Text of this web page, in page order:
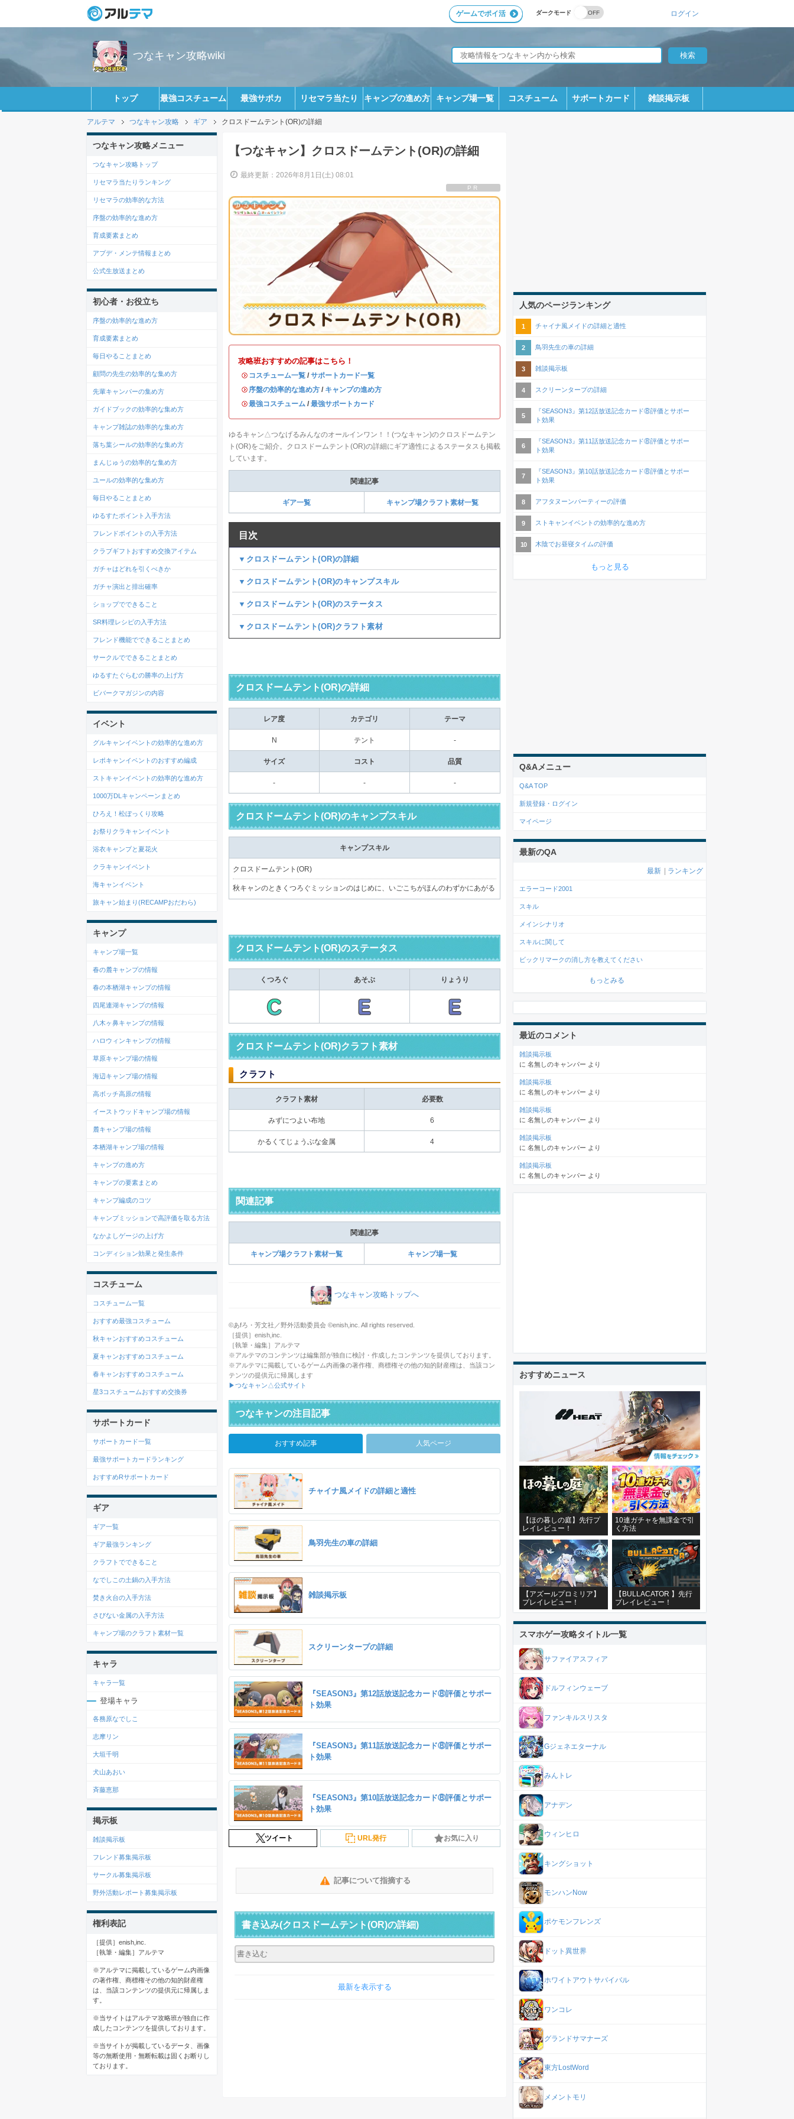
ダークモード
ゲームでポイ活 ログイン
つなキャン攻略wiki
トップ 最強コスチューム 最強サポカ リセマラ当たり キャンプの進め方 キャンプ場一覧 コスチューム サポートカード 雑談掲示板
アルテマ つなキャン攻略 ギア クロスドームテント(OR)の詳細
【つなキャン】クロスドームテント(OR)の詳細
最終更新：2026年8月1日(土) 08:01
PR
攻略班おすすめの記事はこちら！
・ コスチューム一覧 / サポートカード一覧
・ 序盤の効率的な進め方 / キャンプの進め方
・最強コスチューム / 最強サポートカード
ゆるキャン△つなげるみんなのオールインワン！！(つなキャン)のクロスドームテン
ト(OR)をご紹介。クロスドームテント(OR)の詳細にギア適性によるステータスも掲載
しています。
関連記事
ギア一覧 キャンプ場クラフト素材一覧
目次
▼クロスドームテント(OR)の詳細
▼クロスドームテント(OR)のキャンプスキル
▼クロスドームテント(OR)のステータス
▼クロスドームテント(OR)クラフト素材
クロスドームテント(OR)の詳細
レア度 カテゴリ テーマ
N テント -
サイズ コスト 品質
- - -
クロスドームテント(OR)のキャンプスキル
キャンプスキル
クロスドームテント(OR)
秋キャンのときくつろぐミッションのはじめに、いごこちがほんのわずかにあがる
クロスドームテント(OR)のステータス
くつろぐ あそぶ りょうり
クロスドームテント(OR)クラフト素材
クラフト
クラフト素材 必要数
みずにつよい布地 6
かるくてじょうぶな金属 4
関連記事
関連記事
キャンプ場クラフト素材一覧 キャンプ場一覧
つなキャン攻略トップへ
©あfろ・芳文社／野外活動委員会 ©enish,inc. All rights reserved.
［提供］enish,inc.
［執筆・編集］アルテマ
※アルテマのコンテンツは編集部が独自に検討・作成したコンテンツを提供しております。
※アルテマに掲載しているゲーム内画像の著作権、商標権その他の知的財産権は、当該コン
テンツの提供元に帰属します
▶つなキャン△公式サイト
つなキャンの注目記事
おすすめ記事 人気ページ
チャイナ風メイドの詳細と適性
鳥羽先生の車の詳細
雑談掲示板
スクリーンタープの詳細
『SEASON3』第12話放送記念カード⑧評価とサポー
ト効果
『SEASON3』第11話放送記念カード⑧評価とサポー
ト効果
『SEASON3』第10話放送記念カード⑧評価とサポー
ト効果
ツイート URL発行 お気に入り
記事について指摘する
書き込み(クロスドームテント(OR)の詳細)
最新を表示する
つなキャン攻略メニュー
つなキャン攻略トップ
リセマラ当たりランキング
リセマラの効率的な方法
序盤の効率的な進め方
育成要素まとめ
アプデ・メンテ情報まとめ
公式生放送まとめ
初心者・お役立ち
序盤の効率的な進め方
育成要素まとめ
毎日やることまとめ
顧問の先生の効率的な集め方
先輩キャンパーの集め方
ガイドブックの効率的な集め方
キャンプ雑誌の効率的な集め方
落ち葉シールの効率的な集め方
まんじゅうの効率的な集め方
ユールの効率的な集め方
毎日やることまとめ
ゆるすたポイント入手方法
フレンドポイントの入手方法
クラブギフトおすすめ交換アイテム
ガチャはどれを引くべきか
ガチャ演出と排出確率
ショップでできること
SR料理レシピの入手方法
フレンド機能でできることまとめ
サークルでできることまとめ
ゆるすたぐらむの勝率の上げ方
ビバークマガジンの内容
イベント
グルキャンイベントの効率的な進め方
レポキャンイベントのおすすめ編成
ストキャンイベントの効率的な進め方
1000万DLキャンペーンまとめ
ひろえ！松ぼっくり攻略
お祭りクラキャンイベント
浴衣キャンプと夏花火
クラキャンイベント
海キャンイベント
旅キャン始まり(RECAMPおだわら)
キャンプ
キャンプ場一覧
春の麓キャンプの情報
春の本栖湖キャンプの情報
四尾連湖キャンプの情報
八木ヶ鼻キャンプの情報
ハロウィンキャンプの情報
草原キャンプ場の情報
海辺キャンプ場の情報
高ボッチ高原の情報
イーストウッドキャンプ場の情報
麓キャンプ場の情報
本栖湖キャンプ場の情報
キャンプの進め方
キャンプの要素まとめ
キャンプ編成のコツ
キャンプミッションで高評価を取る方法
なかよしゲージの上げ方
コンディション効果と発生条件
コスチューム
コスチューム一覧
おすすめ最強コスチューム
秋キャンおすすめコスチューム
夏キャンおすすめコスチューム
春キャンおすすめコスチューム
星3コスチュームおすすめ交換券
サポートカード
サポートカード一覧
最強サポートカードランキング
おすすめRサポートカード
ギア
ギア一覧
ギア最強ランキング
クラフトでできること
なでしこの土鍋の入手方法
焚き火台の入手方法
さびない金属の入手方法
キャンプ場のクラフト素材一覧
キャラ
キャラ一覧
登場キャラ
各務原なでしこ
志摩リン
大垣千明
犬山あおい
斉藤恵那
掲示板
雑談掲示板
フレンド募集掲示板
サークル募集掲示板
野外活動レポート募集掲示板
権利表記
［提供］enish,inc.
［執筆・編集］アルテマ
※アルテマに掲載しているゲーム内画像
の著作権、商標権その他の知的財産権
は、当該コンテンツの提供元に帰属しま
す。
※当サイトはアルテマ攻略班が独自に作
成したコンテンツを提供しております。
※当サイトが掲載しているデータ、画像
等の無断使用・無断転載は固くお断りし
ております。
人気のページランキング
チャイナ風メイドの詳細と適性
鳥羽先生の車の詳細
雑談掲示板
スクリーンタープの詳細
『SEASON3』第12話放送記念カード⑧評価とサポー
ト効果
『SEASON3』第11話放送記念カード⑧評価とサポー
ト効果
『SEASON3』第10話放送記念カード⑧評価とサポー
ト効果
アフタヌーンパーティーの評価
ストキャンイベントの効率的な進め方
木陰でお昼寝タイムの評価
もっと見る
Q&Aメニュー
Q&A TOP
新規登録・ログイン
マイページ
最新のQA
最新 ランキング
エラーコード2001
スキル
メインシナリオ
スキルに関して
ビックリマークの消し方を教えてください
もっとみる
最近のコメント
雑談掲示板
に 名無しのキャンパー より
雑談掲示板
に 名無しのキャンパー より
雑談掲示板
に 名無しのキャンパー より
雑談掲示板
に 名無しのキャンパー より
雑談掲示板
に 名無しのキャンパー より
おすすめニュース
【ほの暮しの庭】先行プ
レイレビュー！
10連ガチャを無課金で引
く方法
【アズールプロミリア】
プレイレビュー！
【BULLACATOR 】先行
プレイレビュー！
スマホゲー攻略タイトル一覧
サファイアスフィア
ドルフィンウェーブ
ファンキルスリスタ
Gジェネエターナル
みんトレ
アナデン
ウィンヒロ
キングショット
モンハンNow
ポケモンフレンズ
ドット異世界
ホワイトアウトサバイバル
ワンコレ
グランドサマナーズ
東方LostWord
メメントモリ